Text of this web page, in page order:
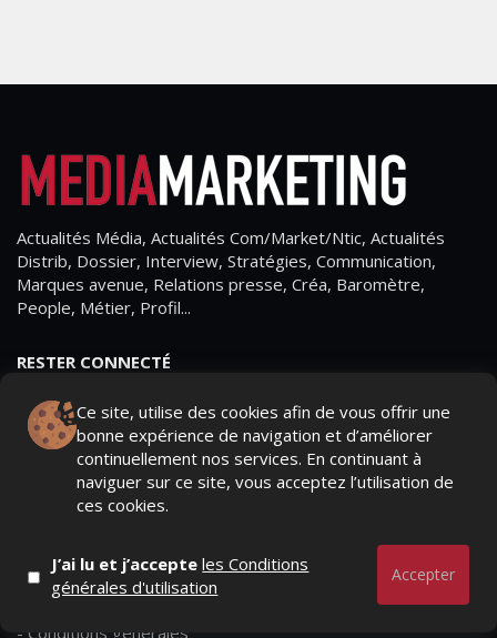
Ce site, utilise des cookies afin de vous offrir une
bonne expérience de navigation et d’améliorer
continuellement nos services. En continuant à
naviguer sur ce site, vous acceptez l’utilisation de
ces cookies.
J’ai lu et j’accepteles Conditions
générales d'utilisation
Accepter
Actualités Média, Actualités Com/Market/Ntic, Actualités
Distrib, Dossier, Interview, Stratégies, Communication,
Marques avenue, Relations presse, Créa, Baromètre,
People, Métier, Profil...
RESTER CONNECTÉ
- Page d'accueil
- Contactez-nous
- Conditions générales